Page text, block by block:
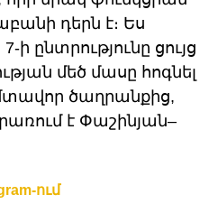
դերն է։ Ես
ի ընտրությունը ցույց
մեծ մասը հոգնել
ծաղրանքից,
է Փաշինյան–
ում